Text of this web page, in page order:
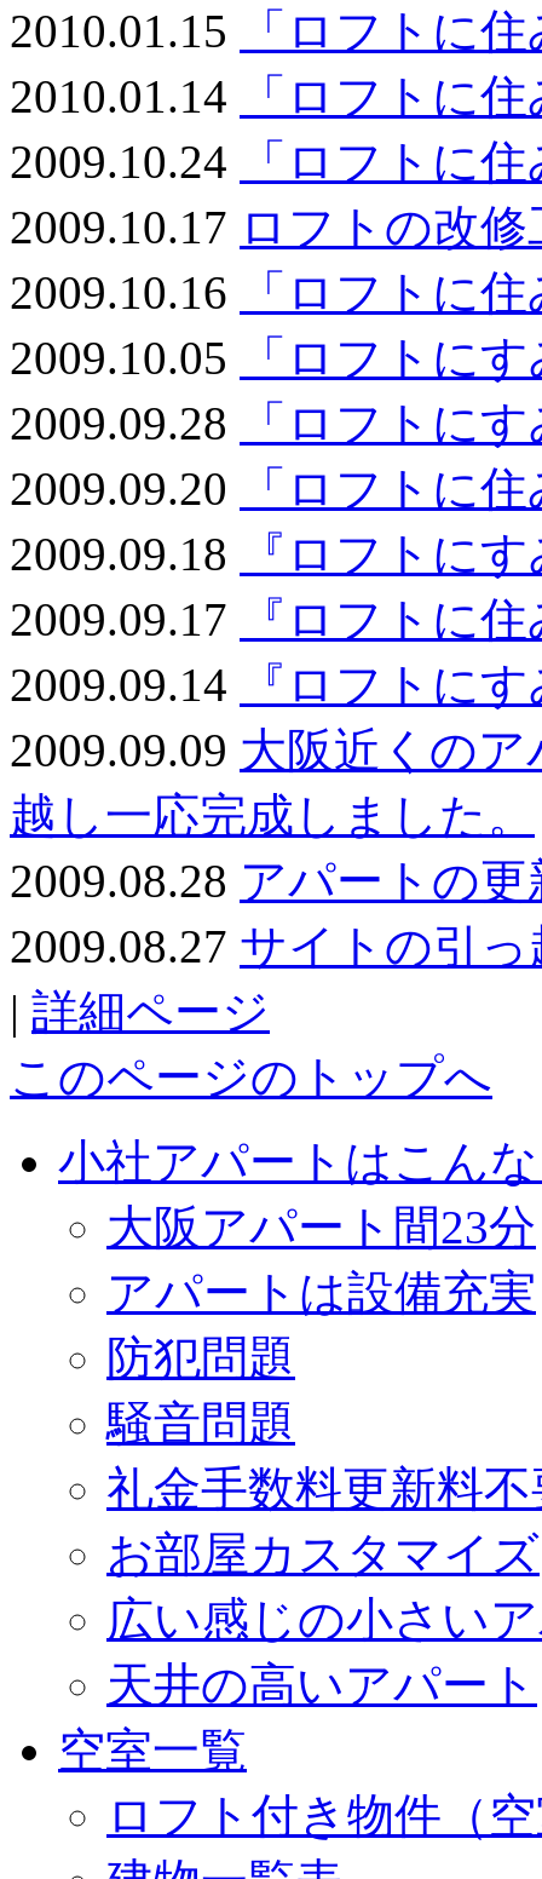
2010.01.15
「ロフトに
2010.01.14
「ロフトに
2009.10.24
「ロフトに
2009.10.17 ロフトの改
2009.10.16
「ロフトに
2009.10.05
「ロフトに
2009.09.28
「ロフトに
2009.09.20
「ロフトに
2009.09.18
『ロフトに
2009.09.17
『ロフトに
2009.09.14
『ロフトに
2009.09.09 大阪近くの
越し一応完成しました。
2009.08.28 アパートの
2009.08.27 サイトの引
| 詳細ページ
このページのトップへ
小社アパートはこん
大阪アパート間23分
アパートは設備充実
防犯問題
騒音問題
礼金手数料更新料不
お部屋カスタマイズ
広い感じの小さい
天井の高いアパート
空室一覧
ロフト付き物件（